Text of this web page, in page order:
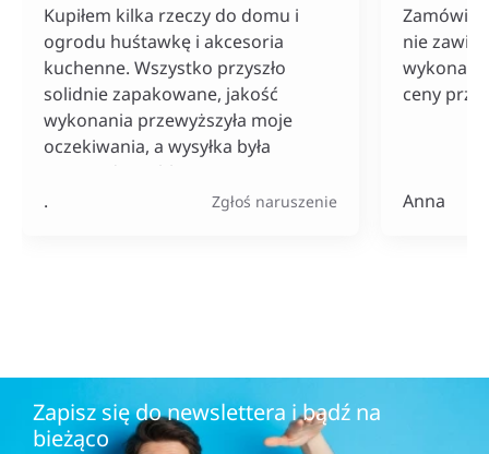
Kupiłem kilka rzeczy do domu i
ogrodu huśtawkę i akcesoria
kuchenne. Wszystko przyszło
solidnie zapakowane, jakość
wykonania przewyższyła moje
oczekiwania, a wysyłka była
naprawdę szybka. Do tego ceny
bardzo konkurencyjne, szczególnie
. Zgłoś naruszenie
nie
ceny
Anna
Zapisz się do newslettera i bądź na
bieżąco